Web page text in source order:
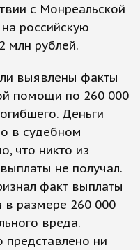
с Монреальской
российскую
млн рублей.
выявлены факты
помощи по 260 000
Деньги
в судебном
что никто из
не получал.
факт выплаты
в размере 260 000
вреда.
ни